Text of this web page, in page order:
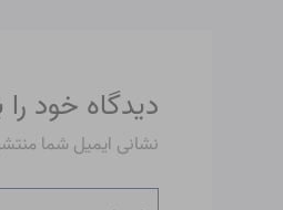
دیدگاه‌ خود
نشانی ایمیل شما